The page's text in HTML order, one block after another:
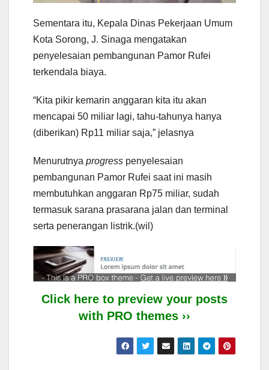
Sementara itu, Kepala Dinas Pekerjaan Umum
Kota Sorong, J. Sinaga mengatakan
penyelesaian pembangunan Pamor Rufei
terkendala biaya.
“Kita pikir kemarin anggaran kita itu akan
mencapai 50 miliar lagi, tahu-tahunya hanya
(diberikan) Rp11 miliar saja,” jelasnya
Menurutnya progress penyelesaian
pembangunan Pamor Rufei saat ini masih
membutuhkan anggaran Rp75 miliar, sudah
termasuk sarana prasarana jalan dan terminal
serta penerangan listrik.(wil)
Click here to preview your posts
with PRO themes ››